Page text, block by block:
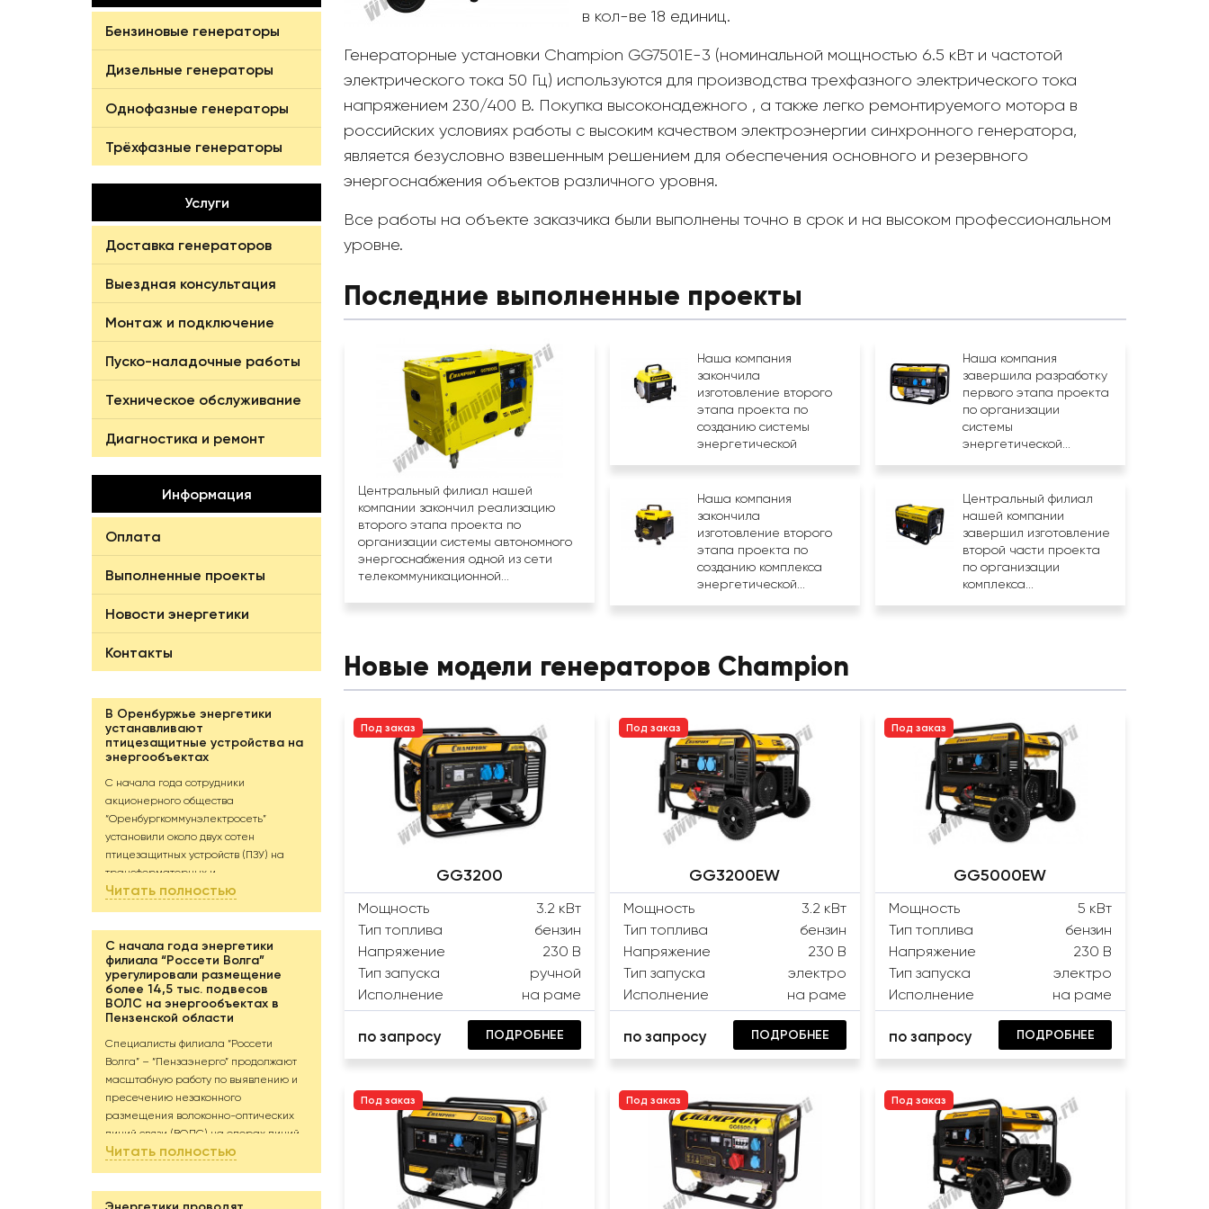
Бензиновые генераторы
Дизельные генераторы
Однофазные генераторы
Трёхфазные генераторы
Услуги
Доставка генераторов
Выездная консультация
Монтаж и подключение
Пуско-наладочные работы
Техническое обслуживание
Диагностика и ремонт
Информация
Оплата
Выполненные проекты
Новости энергетики
Контакты
В Оренбуржье энергетики
устанавливают
птицезащитные устройства на
энергообъектах
С начала года сотрудники
акционерного общества
“Оренбургкоммунэлектросеть”
установили около двух сотен
птицезащитных устройств (ПЗУ) на
трансформаторных и
распределительных пунктах в
смонтированы в течение ближайших
пяти месяцев.
Птицы нередко становятся причиной
кратковременных отключений
электроэнергии. Они используют
как присады, касаются открытых
частей оборудования и попадают под
напряжение; возникает короткое
замыкание, и линия отключается.
Чтобы исключить соприкосновения и
при выполнении плановых ремонтов
Читать полностью
С начала года энергетики
филиала “Россети Волга”
урегулировали размещение
более 14,5 тыс. подвесов
ВОЛС на энергообъектах в
Пензенской области
Специалисты филиала “Россети
Волга” – “Пензаэнерго” продолжают
масштабную работу по выявлению и
пресечению незаконного
размещения волоконно-оптических
линий связи (ВОЛС) на опорах линий
электропередачи (ЛЭП).
на опорах ЛЭП филиала
Читать полностью
в кол-ве 18 единиц.
Генераторные установки Champion GG7501E-3 (номинальной мощностью 6.5 кВт и частотой
электрического тока 50 Гц) используются для производства трехфазного электрического тока
напряжением 230/400 В. Покупка высоконадежного , а также легко ремонтируемого мотора в
российских условиях работы с высоким качеством электроэнергии синхронного генератора,
является безусловно взвешенным решением для обеспечения основного и резервного
энергоснабжения объектов различного уровня.
Все работы на объекте заказчика были выполнены точно в срок и на высоком профессиональном
уровне.
Последние выполненные проекты
Центральный филиал нашей
компании закончил реализацию
второго этапа проекта по
организации системы автономного
энергоснабжения одной из сети
телекоммуникационной...
Наша компания
закончила
изготовление второго
этапа проекта по
созданию системы
энергетической
Наша компания
закончила
изготовление второго
этапа проекта по
созданию комплекса
энергетической...
Наша компания
завершила разработку
первого этапа проекта
по организации
системы
энергетической...
Центральный филиал
нашей компании
завершил изготовление
второй части проекта
по организации
комплекса...
Новые модели генераторов Champion
Под заказ
GG3200
Мощность
3.2 кВт
Тип топлива
бензин
Напряжение
230 В
Тип запуска
ручной
Исполнение
на раме
по запросу ПОДРОБНЕЕ
Под заказ
GG3200EW
Мощность
3.2 кВт
Тип топлива
бензин
Напряжение
230 В
Тип запуска
электро
Исполнение
на раме
по запросу ПОДРОБНЕЕ
Под заказ
GG5000EW
Мощность
5 кВт
Тип топлива
бензин
Напряжение
230 В
Тип запуска
электро
Исполнение
на раме
по запросу ПОДРОБНЕЕ
Под заказ Под заказ Под заказ